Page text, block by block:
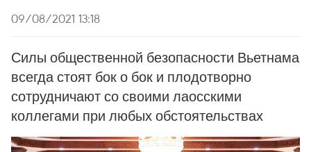
09/08/2021 13:18
Силы общественной безопасности Вьетнама
всегда стоят бок о бок и плодотворно
сотрудничают со своими лаосскими
коллегами при любых обстоятельствах